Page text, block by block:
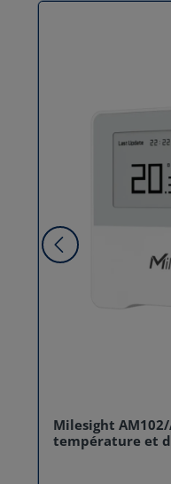
Milesight
température et